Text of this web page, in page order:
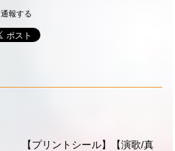
通報する
【プリントシール】【演歌/真